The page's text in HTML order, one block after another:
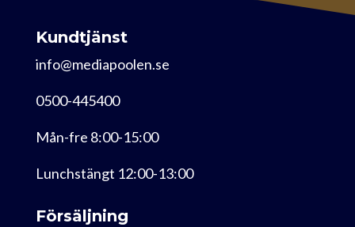
Kundtjänst
info@mediapoolen.se
0500-445400
Mån-fre 8:00-15:00
Lunchstängt 12:00-13:00
Försäljning